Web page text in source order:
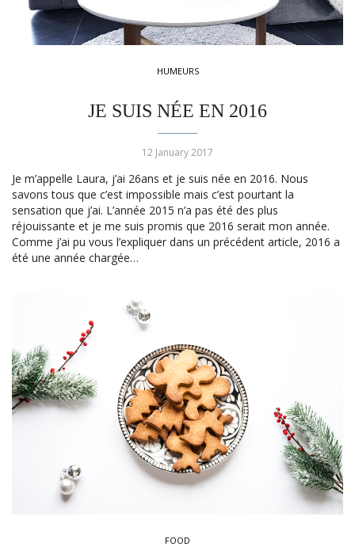
HUMEURS
JE SUIS NÉE EN 2016
12 January 2017
Je m’appelle Laura, j’ai 26ans et je suis née en 2016. Nous
savons tous que c’est impossible mais c’est pourtant la
sensation que j’ai. L’année 2015 n’a pas été des plus
réjouissante et je me suis promis que 2016 serait mon année.
Comme j’ai pu vous l’expliquer dans un précédent article, 2016 a
été une année chargée…
FOOD